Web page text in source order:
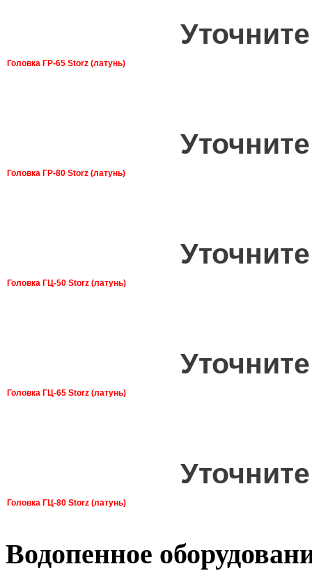
Головка ГР-65 Storz (латунь)
Головка ГР-80 Storz (латунь)
Головка ГЦ-50 Storz (латунь)
Головка ГЦ-65 Storz (латунь)
Головка ГЦ-80 Storz (латунь)
Водопенное